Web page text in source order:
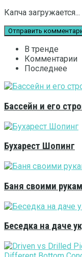
Капча загружается...
В тренде
Комментарии
Последнее
Бассейн и его
Бухарест Шопинг
Баня своими
Беседка на даче